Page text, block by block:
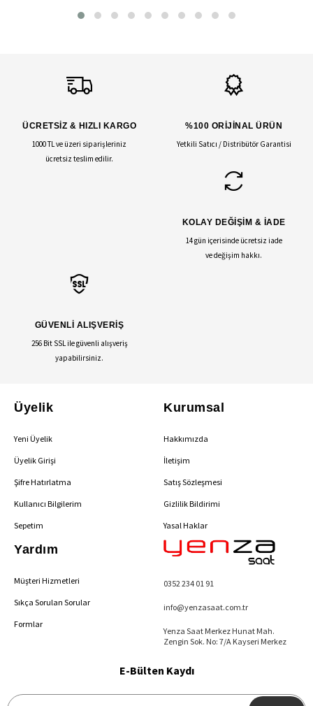
ÜCRETSİZ & HIZLI KARGO
1000 TL ve üzeri siparişleriniz
ücretsiz teslim edilir.
%100 ORİJİNAL ÜRÜN
Yetkili Satıcı / Distribütör Garantisi
KOLAY DEĞİŞİM & İADE
14 gün içerisinde ücretsiz iade
ve değişim hakkı.
GÜVENLİ ALIŞVERİŞ
256 Bit SSL ile güvenli alışveriş
yapabilirsiniz.
Üyelik
Yeni Üyelik
Üyelik Girişi
Şifre Hatırlatma
Kullanıcı Bilgilerim
Sepetim
Kurumsal
Hakkımızda
İletişim
Satış Sözleşmesi
Gizlilik Bildirimi
Yasal Haklar
Yardım
Müşteri Hizmetleri
Sıkça Sorulan Sorular
Formlar
0352 234 01 91
info@yenzasaat.com.tr
Yenza Saat Merkez Hunat Mah.
Zengin Sok. No: 7/A Kayseri Merkez
E-Bülten Kaydı